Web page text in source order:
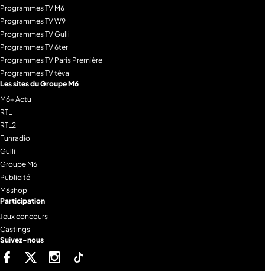
Programmes TV M6
Programmes TV W9
Programmes TV Gulli
Programmes TV 6ter
Programmes TV Paris Première
Programmes TV téva
Les sites du Groupe M6
M6+ Actu
RTL
RTL2
Funradio
Gulli
Groupe M6
Publicité
M6shop
Participation
Jeux concours
Castings
Suivez-nous
FacebookTwitter Instagram